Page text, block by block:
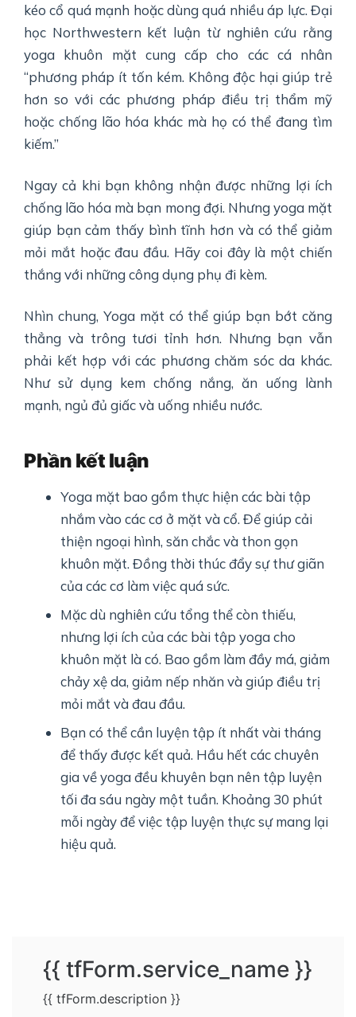
kéo cổ quá mạnh hoặc dùng quá nhiều áp lực. Đại
học Northwestern kết luận từ nghiên cứu rằng
yoga khuôn mặt cung cấp cho các cá nhân
“phương pháp ít tốn kém. Không độc hại giúp trẻ
hơn so với các phương pháp điều trị thẩm mỹ
hoặc chống lão hóa khác mà họ có thể đang tìm
kiếm.”
Ngay cả khi bạn không nhận được những lợi ích
chống lão hóa mà bạn mong đợi. Nhưng yoga mặt
giúp bạn cảm thấy bình tĩnh hơn và có thể giảm
mỏi mắt hoặc đau đầu. Hãy coi đây là một chiến
thắng với những công dụng phụ đi kèm.
Nhìn chung, Yoga mặt có thể giúp bạn bớt căng
thẳng và trông tươi tỉnh hơn. Nhưng bạn vẫn
phải kết hợp với các phương chăm sóc da khác.
Như sử dụng kem chống nắng, ăn uống lành
mạnh, ngủ đủ giấc và uống nhiều nước.
Phần kết luận
Yoga mặt bao gồm thực hiện các bài tập
nhắm vào các cơ ở mặt và cổ. Để giúp cải
thiện ngoại hình, săn chắc và thon gọn
khuôn mặt. Đồng thời thúc đẩy sự thư giãn
của các cơ làm việc quá sức.
Mặc dù nghiên cứu tổng thể còn thiếu,
nhưng lợi ích của các bài tập yoga cho
khuôn mặt là có. Bao gồm làm đầy má, giảm
chảy xệ da, giảm nếp nhăn và giúp điều trị
mỏi mắt và đau đầu.
Bạn có thể cần luyện tập ít nhất vài tháng
để thấy được kết quả. Hầu hết các chuyên
gia về yoga đều khuyên bạn nên tập luyện
tối đa sáu ngày một tuần. Khoảng 30 phút
mỗi ngày để việc tập luyện thực sự mang lại
hiệu quả.